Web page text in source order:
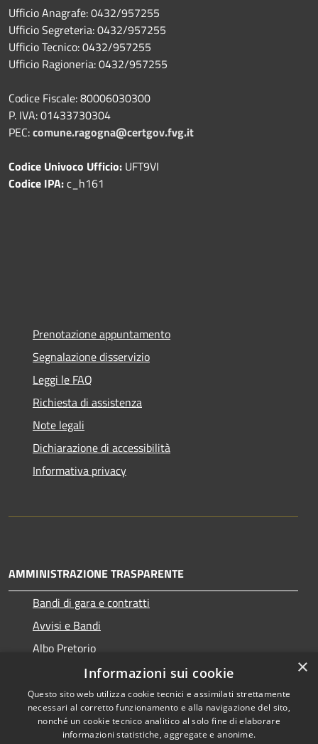
Ufficio Anagrafe: 0432/957255
Ufficio Segreteria: 0432/957255
Ufficio Tecnico: 0432/957255
Ufficio Ragioneria: 0432/957255
Codice Fiscale: 80006030300
P. IVA: 01433730304
PEC:comune.ragogna@certgov.fvg.it
Codice Univoco Ufficio: UFT9VI
Codice IPA:c_h161
Prenotazione appuntamento
Segnalazione disservizio
Leggi le FAQ
Richiesta di assistenza
Note legali
Dichiarazione di accessibilità
Informativa privacy
AMMINISTRAZIONE TRASPARENTE
Bandi di gara e contratti
Avvisi e Bandi
Albo Pretorio
Accessibilità
Copyright © 2026 • Comune di
Ragogna • Powered by
×
Informazioni sui cookie
Questo sito web utilizza cookie tecnici e assimilati strettamente
necessari al corretto funzionamento e alla navigazione del sito,
nonché un cookie tecnico analitico al solo fine di elaborare
informazioni statistiche, aggregate e anonime.